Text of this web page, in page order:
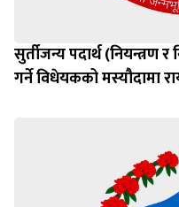
सुर्तीजन्य पदार्थ
गर्ने विधेयकको मस्यौदामा